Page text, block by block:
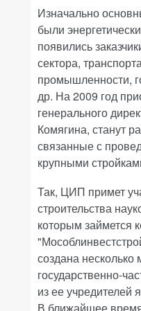
Изначально
были
появились
сектора,
промышленности,
др. На 2009 год
генерального
Комягина, станут
связанные с
крупными
Так, ЦИП примет
строительства
которым займется
создана
государственно-
из ее учредителей
В ближайшее